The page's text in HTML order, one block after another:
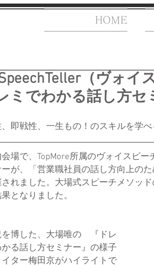
HOME
（ヴォ
ミでわかる話し方
即戦性、一生もの！のスキルを学
場で、TopMore所属のヴォイスピー
ーが、「営業職社員の話し方向上の
れました。大場式スピーチメソッ
となりました。
博した、大場唯の　『ドレ
かる話し方セミナー』の様子
イター梅田京がハイライトで